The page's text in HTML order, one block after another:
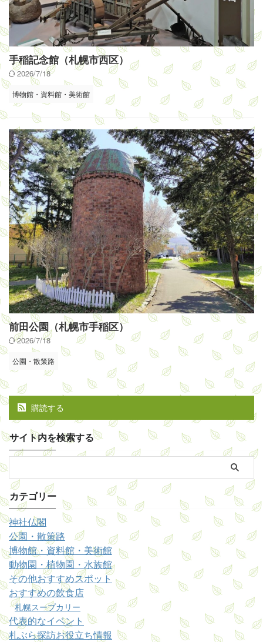
手稲記念館（札幌市西区）
2026/7/18
博物館・資料館・美術館
前田公園（札幌市手稲区）
2026/7/18
公園・散策路
購読する
サイト内を検索する
カテゴリー
神社仏閣
公園・散策路
博物館・資料館・美術館
動物園・植物園・水族館
その他おすすめスポット
おすすめの飲食店
札幌スープカリー
代表的なイベント
札ぶら探訪お役立ち情報